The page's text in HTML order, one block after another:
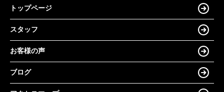
トップページ
スタッフ
お客様の声
ブログ